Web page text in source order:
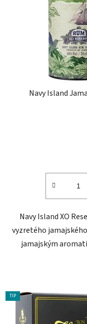
Navy Island
Navy Island XO
vyzretého
jamajským
TIP